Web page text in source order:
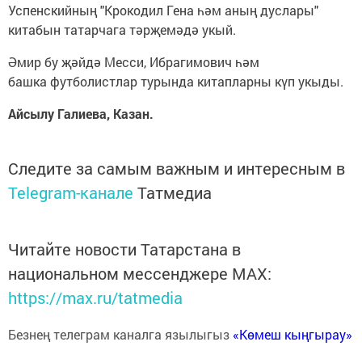
Успенскийның "Крокодил Гена һәм аның дуслары"
китабын татарчага тәрҗемәдә укый.
Әмир бу җәйдә Месси, Ибрагимович һәм
башка футболистлар турында китапларны күп укыды.
Айсылу Галиева, Казан.
Следите за самым важным и интересным в
Telegram-канале Татмедиа
Читайте новости Татарстана в
национальном мессенджере MАХ:
https://max.ru/tatmedia
Безнең телеграм каналга язылыгыз «Көмеш кыңгырау»